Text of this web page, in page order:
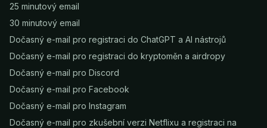
25 minutový email
30 minutový email
Dočasný e-mail pro registraci do ChatGPT a AI nástrojů
Dočasný e-mail pro registraci do kryptoměn a airdropy
Dočasný e-mail pro Discord
Dočasný e-mail pro Facebook
Dočasný e-mail pro Instagram
Dočasný e-mail pro zkušební verzi Netflixu a registraci na